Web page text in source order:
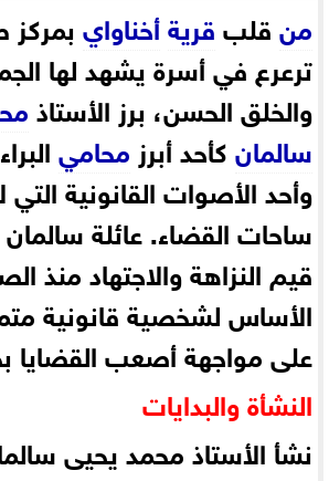
منقلبقريةأخناوايبمركز
ترعرع في أسرة يشهد لها
والخلق الحسن، برز الأستاذ
سالمانكأحد أبرز محامي
وأحد الأصوات القانونية
ساحات القضاء. عائلة
قيم النزاهة والاجتهاد منذ
الأساس لشخصية قانونية
على مواجهة أصعب القضايا
النشأة والبدايات
نشأ الأستاذ محمد يحيى